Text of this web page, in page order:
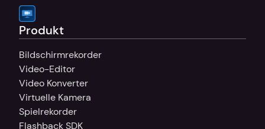
Produkt
Bildschirmrekorder
Video-Editor
Video Konverter
Virtuelle Kamera
Spielrekorder
Flashback SDK